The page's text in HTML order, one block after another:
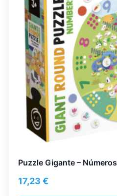
Puzzle Gigante – Números
17,23 €